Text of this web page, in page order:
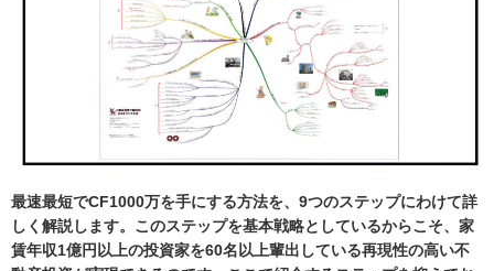
最速最短でCF1000万を手にする方法を、9つのステップにわけて詳
しく解説します。 このステップを基本戦略としているからこそ、家
賃年収1億円以上の投資家を60名以上輩出している再現性の高い不